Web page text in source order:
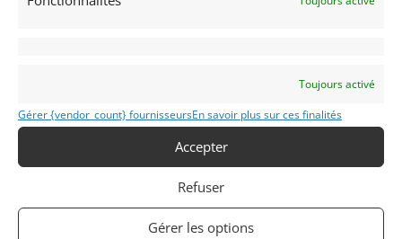
Toujours activé
Gérer {vendor_count} fournisseursEn savoir plus sur ces finalités
Accepter
Refuser
Gérer les options
Modifier mon annonce